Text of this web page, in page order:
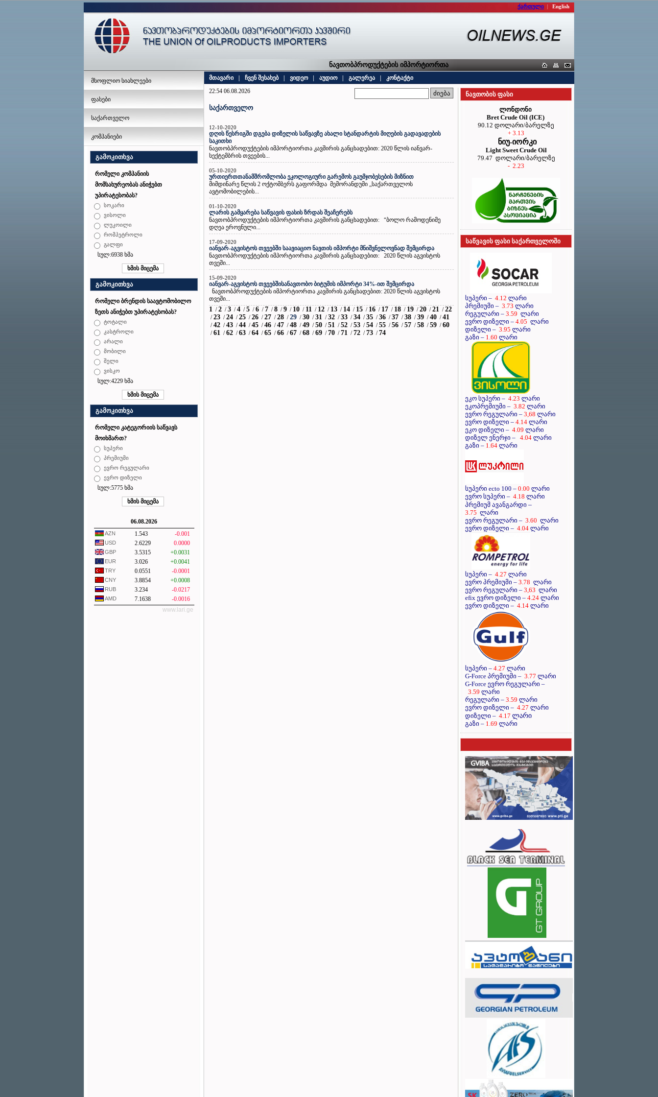
ქართული | English
ნავთობპროდუქტების იმპორტიორთა კავშირი
მსოფლიო სიახლეები
ფასები
საქართველო
კომპანიები
გამოკითხვა
რომელი კომპანიის
მომსახურეობას ანიჭებთ
უპირატესობას?
სოკარი
ვისოლი
ლუკოილი
რომპეტროლი
გალფი
სულ:6938 ხმა
გამოკითხვა
რომელი ბრენდის საავტომობილო
ზეთს ანიჭებთ უპირატესობას?
ტოტალი
კასტროლი
არალი
მობილი
შელი
ვისკო
სულ:4229 ხმა
გამოკითხვა
რომელი კატეგორიის საწვავს
მოიხმართ?
სუპერი
პრემიუმი
ევრო რეგულარი
ევრო დიზელი
სულ:5775 ხმა
06.08.2026
AZN 1.543 -0.001
USD 2.6229 0.0000
GBP 3.5315 +0.0031
EUR 3.026 +0.0041
TRY 0.0551 -0.0001
CNY 3.8854 +0.0008
RUB 3.234 -0.0217
AMD 7.1638
-0.0016
www.lari.ge
მთავარი ჩვენ შესახებ ვიდეო აუდიო გალერეა
კონტაქტი
22:54 06.08.2026
საქართველო
12-10-2020
დღის წესრიგში დგება დიზელის საწვავზე ახალი სტანდარტის მიღების გადავადების
საკითხი
ნავთობპროდუქტების იმპორტიორთა კავშირის განცხადებით: 2020 წლის იანვარ-
სექტემბრის თვეების...
05-10-2020
ურთიერთთანამშრომლობა ეკოლოგიური გარემოს გაუმჯობესების მიზნით
მიმდინარე წლის 2 ოქტომბერს გაფორმდა მემორანდუმი „საქართველოს
ავტომობილების...
01-10-2020
ლარის გამყარება საწვავის ფასის ზრდას შეაჩერებს
ნავთობპროდუქტების იმპორტიორთა კავშირის განცხადებით: “ბოლო რამოდენიმე
დღეა ეროვნული...
17-09-2020
იანვარ-აგვისტოს თვეებში საავიაციო ნავთის იმპორტი მნიშვნელოვნად შემცირდა
ნავთობპროდუქტების იმპორტიორთა კავშირის განცხადებით: 2020 წლის აგვისტოს
თვეში...
15-09-2020
იანვარ-აგვისტოს თვეებშისანავთობო ბიტუმის იმპორტი 34%-ით შემცირდა
ნავთობპროდუქტების იმპორტიორთა კავშირის განცხადებით: 2020 წლის აგვისტოს
თვეში...
1 / 2 / 3 / 4 / 5 / 6 / 7 / 8 / 9 / 10 / 11 / 12 / 13 / 14 / 15 / 16 / 17 / 18 / 19 / 20 / 21 / 22
/ 23 / 24 / 25 / 26 / 27 / 28 / 29 / 30 / 31 / 32 / 33 / 34 / 35 / 36 / 37 / 38 / 39 / 40 / 41
/ 42 / 43 / 44 / 45 / 46 / 47 / 48 / 49 / 50 / 51 / 52 / 53 / 54 / 55 / 56 / 57 / 58 / 59 / 60
/ 61 / 62 / 63 / 64 / 65 / 66 / 67 / 68 / 69 / 70 / 71 / 72 / 73 / 74
ნავთობის ფასი
ლონდონი
Bret Crude Oil (ICE)
90.12 დოლარი/ბარელზე
+ 3.13
ნიუ-იორკი
Light Sweet Crude Oil
79.47 დოლარი/ბარელზე
- 2.23
საწვავის ფასი საქართველოში
სუპერი – 4.12 ლარი
პრემიუმი – 3.73 ლარი
რეგულარი – 3.59 ლარი
ევრო დიზელი – 4.05 ლარი
დიზელი – 3.95 ლარი
გაზი – 1.60 ლარი
ეკო სუპერი – 4.23 ლარი
ეკოპრემიუმი – 3.82 ლარი
ევრო რეგულარი – 3,68 ლარი
ევრო დიზელი – 4.14 ლარი
ეკო დიზელი – 4.09 ლარი
დიზელ ენერჯი – 4.04 ლარი
გაზი – 1.64 ლარი
სუპერი ecto 100 – 0.00 ლარი
ევრო სუპერი – 4.18 ლარი
პრემიუმ ავანგარდი –
3.75 ლარი
ევრო რეგულარი – 3.60 ლარი
ევრო დიზელი – 4.04 ლარი
სუპერი – 4.27 ლარი
ევრო პრემიუმი – 3.78 ლარი
ევრო რეგულარი – 3,63 ლარი
efix ევრო დიზელი – 4.24 ლარი
ევრო დიზელი – 4.14 ლარი
სუპერი – 4.27 ლარი
G-Force პრემიუმი – 3.77 ლარი
G-Force ევრო რეგულარი –
3.59 ლარი
რეგულარი – 3.59 ლარი
ევრო დიზელი – 4.27 ლარი
დიზელი – 4.17 ლარი
გაზი – 1.69 ლარი